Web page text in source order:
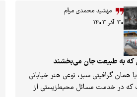
تغییرات اجتماعی تبدیل شده است.
تکامل موسیقی محیط‌زیستی از گذشته تا
مهشید محمدی مرام
۳۰ آذر ۱۴۰۳
که به طبیعت جان می‌بخشند
همان گرافیتی سبز، نوعی هنر خیابانی
که در خدمت مسائل محیط‌زیستی از